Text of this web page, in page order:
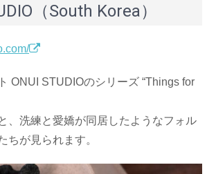
（South Korea）
ONUI STUDIOのシリーズ “Things for
、洗練と愛嬌が同居したようなフォル
ちが見られます。